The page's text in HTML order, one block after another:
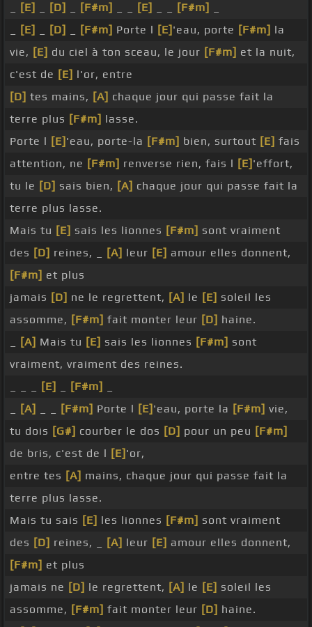
[E] [D] [F#m] [E] [F#m]
[E] [D] [F#m] Porte l [E] 'eau, porte [F#m] la
vie, [E] du ciel à ton sceau, le jour [F#m] et la nuit,
c'est de [E] l'or, entre
[D] tes mains, [A] chaque jour qui passe fait la
terre plus [F#m] lasse.
Porte l [E] 'eau, porte-la [F#m] bien, surtout [E] fais
attention, ne [F#m] renverse rien, fais l [E] 'effort,
tu le [D] sais bien, [A] chaque jour qui passe fait la
terre plus lasse.
Mais tu [E] sais les lionnes [F#m] sont vraiment
des [D] reines, _ [A] leur [E] amour elles donnent,
[F#m] et plus
jamais [D] ne le regrettent, [A] le [E] soleil les
assomme, [F#m] fait monter leur [D] haine.
[A] Mais tu [E] sais les lionnes [F#m] sont
vraiment, vraiment des reines.
[E] [F#m]
[A] [F#m] Porte l [E] 'eau, porte la [F#m] vie,
tu dois [G#] courber le dos [D] pour un peu [F#m]
de bris, c'est de l [E] 'or,
entre tes [A] mains, chaque jour qui passe fait la
terre plus lasse.
Mais tu sais [E] les lionnes [F#m] sont vraiment
des [D] reines, _ [A] leur [E] amour elles donnent,
[F#m] et plus
jamais ne [D] le regrettent, [A] le [E] soleil les
assomme, [F#m] fait monter leur [D] haine.